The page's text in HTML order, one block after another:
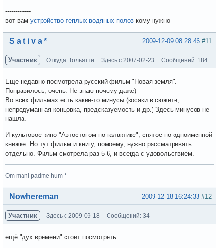
-------------
вот вам устройство теплых водяных полов кому нужно
Вне форума #11
2009-12-09 08:28:46
S a t i v a *
Участник Откуда: Тольятти Здесь с 2007-02-23 Сообщений: 184
Еще недавно посмотрела русский фильм "Новая земля".
Понравилось, очень. Не знаю почему даже)
Во всех фильмах есть какие-то минусы (косяки в сюжете,
непродуманная концовка, предсказуемость и др.) Здесь минусов не
нашла.
И культовое кино "Автостопом по галактике", снятое по одноименной
книжке. Но тут фильм и книгу, помоему, нужно рассматривать
отдельно. Фильм смотрела раз 5-6, и всегда с удовольствием.
Om mani padme hum *
Вне форума #12
2009-12-18 16:24:33
Nowhereman
Участник Здесь с 2009-09-18 Сообщений: 34
ещё "дух времени" стоит посмотреть